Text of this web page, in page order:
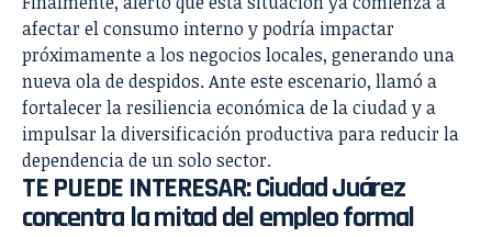
afectar el consumo interno y podría impactar
próximamente a los negocios locales, generando una
nueva ola de despidos. Ante este escenario, llamó a
fortalecer la resiliencia económica de la ciudad y a
impulsar la diversificación productiva para reducir la
dependencia de un solo sector.
TE PUEDE INTERESAR:Ciudad Juárez
concentra la mitad del empleo formal